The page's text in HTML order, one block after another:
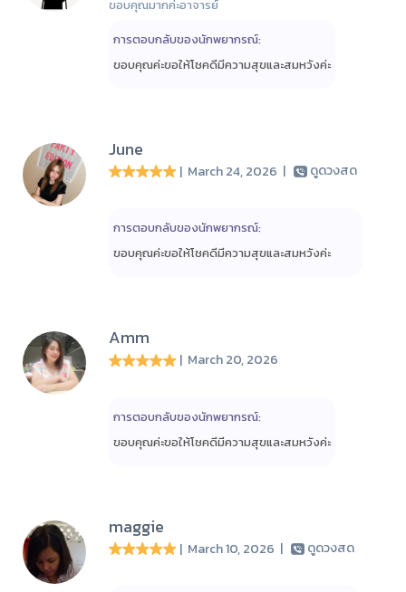
ขอบคุณมากค่ะอาจารย์
การตอบกลับของนักพยากรณ์:
ขอบคุณค่ะขอให้โชคดีมีความสุขและสมหวังค่ะ
June
| March 24, 2026 | ดูดวงสด
การตอบกลับของนักพยากรณ์:
ขอบคุณค่ะขอให้โชคดีมีความสุขและสมหวังค่ะ
Amm
| March 20, 2026
การตอบกลับของนักพยากรณ์:
ขอบคุณค่ะขอให้โชคดีมีความสุขและสมหวังค่ะ
maggie
| March 10, 2026 | ดูดวงสด